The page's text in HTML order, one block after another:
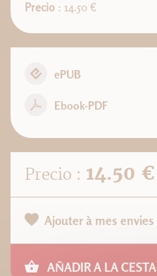
Precio : 14.50 €
ePUB
Ebook-PDF
Precio : 14.50 €
Ajouter à mes envies
AÑADIR A LA CESTA